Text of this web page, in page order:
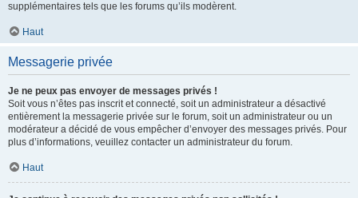
supplémentaires tels que les forums qu’ils modèrent.
Haut
Messagerie privée
Je ne peux pas envoyer de messages privés !
Soit vous n’êtes pas inscrit et connecté, soit un administrateur a désactivé
entièrement la messagerie privée sur le forum, soit un administrateur ou un
modérateur a décidé de vous empêcher d’envoyer des messages privés. Pour
plus d’informations, veuillez contacter un administrateur du forum.
Haut